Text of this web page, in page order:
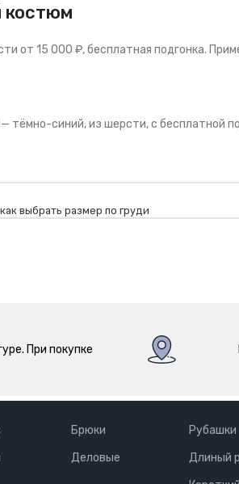
костюм
от 15 000 ₽, бесплатная подгонка.
тёмно-синий, из шерсти, с бесплатной
выбрать размер по груди
При покупке
Брюки
Деловые
Рубашки
Длиный